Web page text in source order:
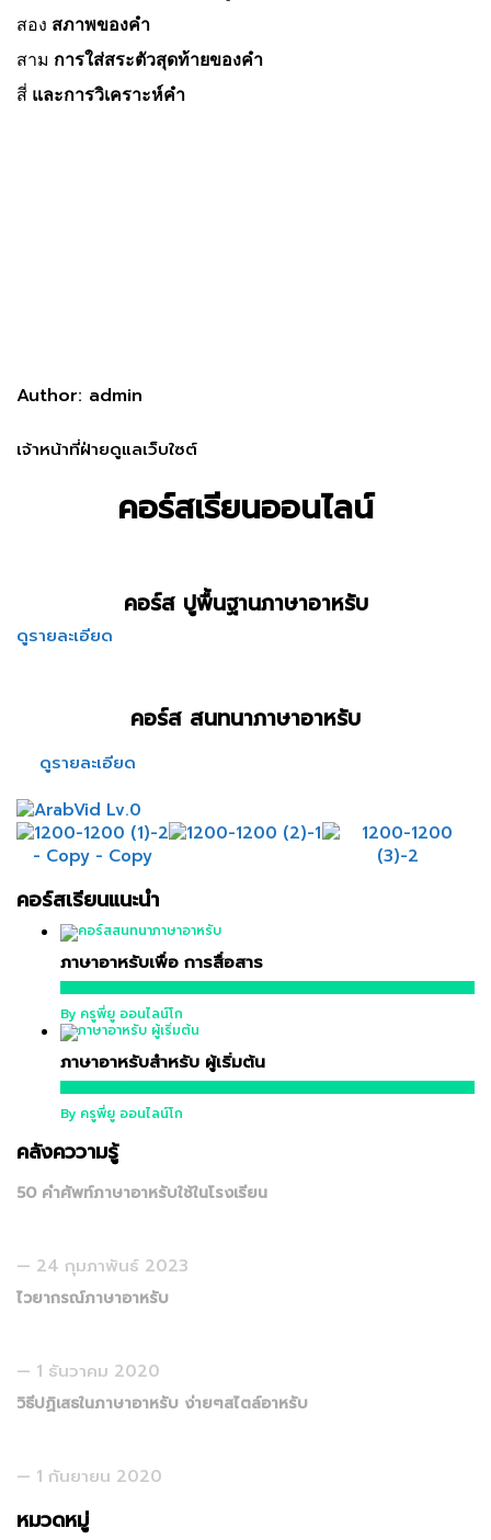
สอง สภาพของคำ
สาม การใส่สระตัวสุดท้ายของคำ
สี่ และการวิเคราะห์คำ
Author: admin
เจ้าหน้าที่ฝ่ายดูแลเว็บใซต์
คอร์สเรียนออนไลน์
คอร์ส ปูพื้นฐานภาษาอาหรับ
ดูรายละเอียด
คอร์ส สนทนาภาษาอาหรับ
ดูรายละเอียด
คอร์สเรียนแนะนำ
ภาษาอาหรับเพื่อ การสื่อสาร
16,900 บาท
By ครูพี่ยู ออนไลน์โก
ภาษาอาหรับสำหรับ ผู้เริ่มต้น
12,900 บาท
By ครูพี่ยู ออนไลน์โก
คลังคววามรู้
50 คำศัพท์ภาษาอาหรับใช้ในโรงเรียน
24 กุมภาพันธ์ 2023
ไวยากรณ์ภาษาอาหรับ
1 ธันวาคม 2020
วิธีปฏิเสธในภาษาอาหรับ ง่ายๆสไตล์อาหรับ
1 กันยายน 2020
หมวดหมู่